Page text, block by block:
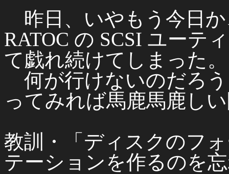
昨日、いやもう今日か
RATOC の SCSI ユーテ
て戯れ続けてしまった。
何が行けないのだろ
ってみれば馬鹿馬鹿し
教訓・「ディスクのフ
テーションを作るのを